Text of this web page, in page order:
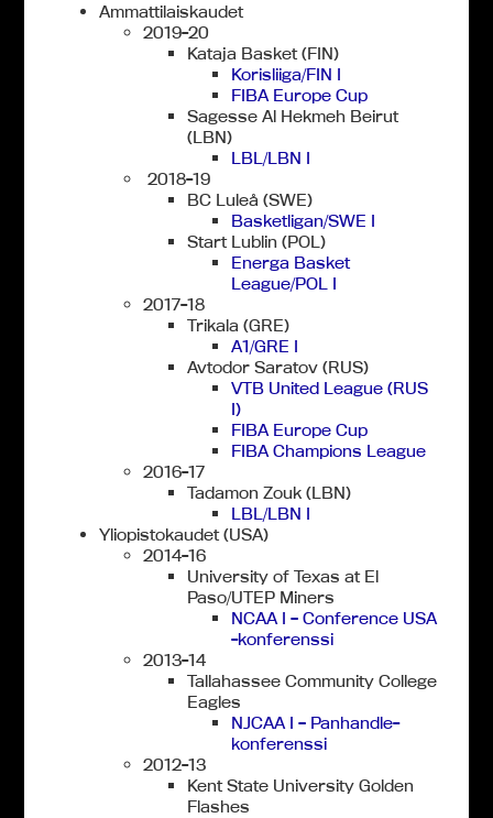
Ammattilaiskaudet
2019-20
Kataja Basket (FIN)
Korisliiga/FIN I
FIBA Europe Cup
Sagesse Al Hekmeh Beirut
(LBN)
LBL/LBN I
2018-19
BC Luleå (SWE)
Basketligan/SWE I
Start Lublin (POL)
Energa Basket
League/POL I
2017-18
Trikala (GRE)
A1/GRE I
Avtodor Saratov (RUS)
VTB United League (RUS
I)
FIBA Europe Cup
FIBA Champions League
2016-17
Tadamon Zouk (LBN)
LBL/LBN I
Yliopistokaudet (USA)
2014-16
University of Texas at El
Paso/UTEP Miners
NCAA I – Conference USA
-konferenssi
2013-14
Tallahassee Community College
Eagles
NJCAA I – Panhandle-
konferenssi
2012-13
Kent State University Golden
Flashes